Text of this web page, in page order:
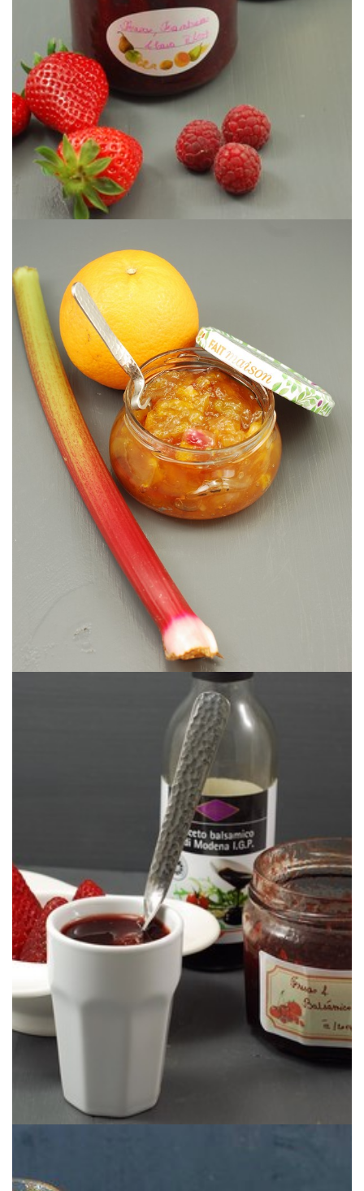
MERMELADA DE FRESAS &
FRAMBUESAS AL CAVA
MERMELADA DE RUIBARBO &
NARANJA DULCE
Una deliciosa mermelada de temporada.
MERMELADA DE FRESAS &
BÁLSAMICO
Un toque de bálsamico es pura magia para realzar el sabor de los
fresones. ¿Lo has probado?